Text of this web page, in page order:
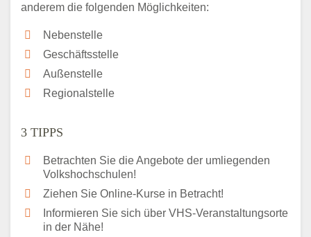
anderem die folgenden Möglichkeiten:
Nebenstelle
Geschäftsstelle
Außenstelle
Regionalstelle
3 TIPPS
Betrachten Sie die Angebote der umliegenden
Volkshochschulen!
Ziehen Sie Online-Kurse in Betracht!
Informieren Sie sich über VHS-Veranstaltungsorte
in der Nähe!